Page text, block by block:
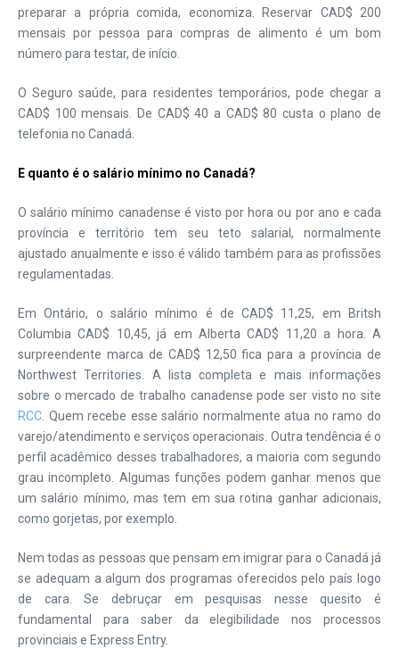
preparar a própria comida, economiza. Reservar CAD$ 200
mensais por pessoa para compras de alimento é um bom
número para testar, de início.
O Seguro saúde, para residentes temporários, pode chegar a
CAD$ 100 mensais. De CAD$ 40 a CAD$ 80 custa o plano de
telefonia no Canadá.
E quanto é o salário mínimo no Canadá?
O salário mínimo canadense é visto por hora ou por ano e cada
província e território tem seu teto salarial, normalmente
ajustado anualmente e isso é válido também para as profissões
regulamentadas.
Em Ontário, o salário mínimo é de CAD$ 11,25, em Britsh
Columbia CAD$ 10,45, já em Alberta CAD$ 11,20 a hora. A
surpreendente marca de CAD$ 12,50 fica para a província de
Northwest Territories. A lista completa e mais informações
sobre o mercado de trabalho canadense pode ser visto no site
RCC . Quem recebe esse salário normalmente atua no ramo do
varejo/atendimento e serviços operacionais. Outra tendência é o
perfil acadêmico desses trabalhadores, a maioria com segundo
grau incompleto. Algumas funções podem ganhar menos que
um salário mínimo, mas tem em sua rotina ganhar adicionais,
como gorjetas, por exemplo.
Nem todas as pessoas que pensam em imigrar para o Canadá já
se adequam a algum dos programas oferecidos pelo país logo
de cara. Se debruçar em pesquisas nesse quesito é
fundamental para saber da elegibilidade nos processos
provinciais e Express Entry.